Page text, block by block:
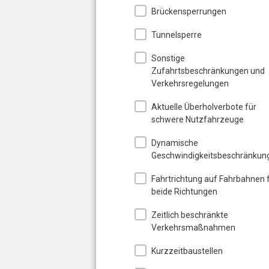
Brückensperrungen
Tunnelsperre
Sonstige
Zufahrtsbeschränkungen und
Verkehrsregelungen
Aktuelle Überholverbote für
schwere Nutzfahrzeuge
Dynamische
Fahrtrichtung auf Fahrbahnen
beide Richtungen
Zeitlich beschränkte
Verkehrsmaßnahmen
Kurzzeitbaustellen